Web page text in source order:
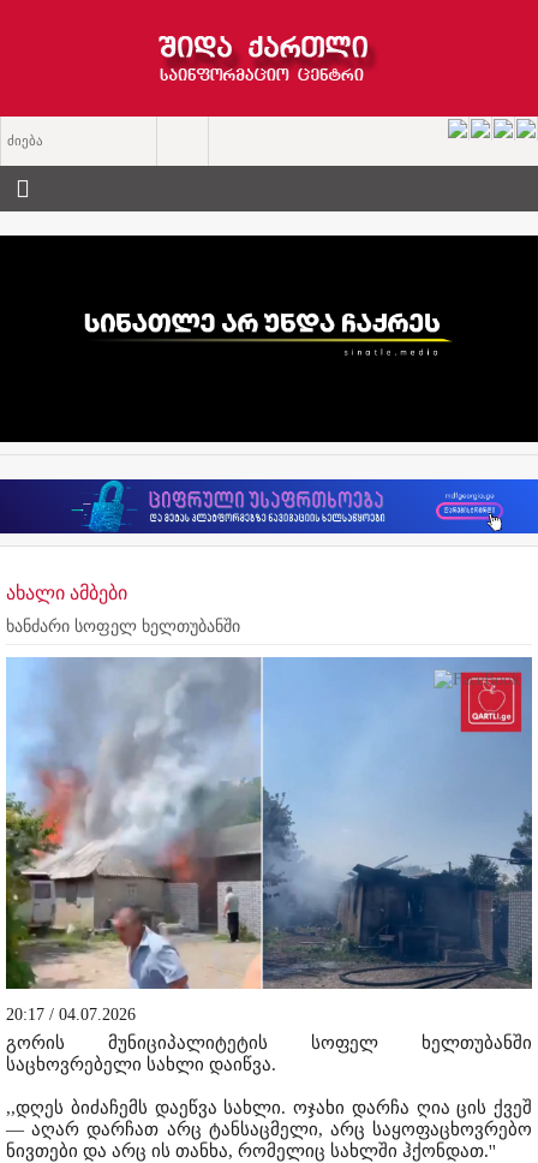
ახალი ამბები
ხანძარი სოფელ ხელთუბანში
20:17 / 04.07.2026
გორის მუნიციპალიტეტის სოფელ ხელთუბანში
საცხოვრებელი სახლი დაიწვა.
,,დღეს ბიძაჩემს დაეწვა სახლი. ოჯახი დარჩა ღია ცის ქვეშ
— აღარ დარჩათ არც ტანსაცმელი, არც საყოფაცხოვრებო
ნივთები და არც ის თანხა, რომელიც სახლში ჰქონდათ.''